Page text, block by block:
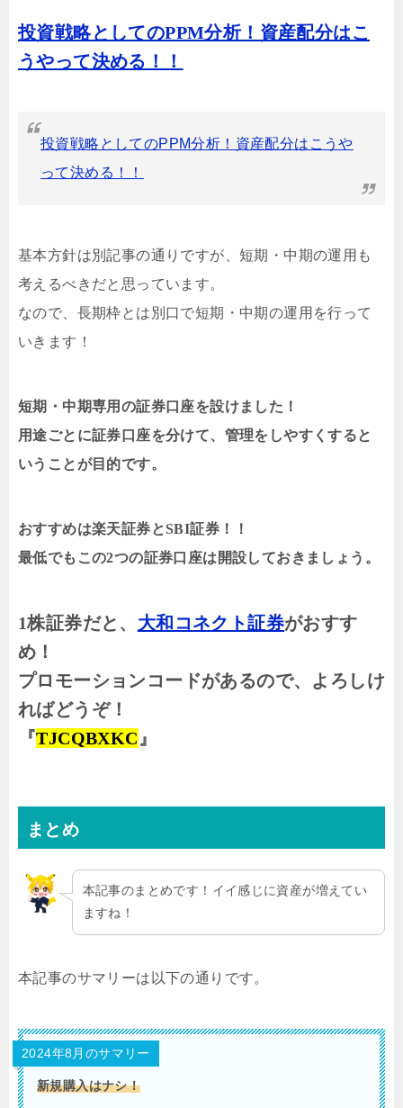
投資戦略としてのPPM分析！資産配分はこ
うやって決める！！
投資戦略としてのPPM分析！資産配分はこうや
って決める！！
基本方針は別記事の通りですが、短期・中期の運用も
考えるべきだと思っています。
なので、長期枠とは別口で短期・中期の運用を行って
いきます！
短期・中期専用の証券口座を設けました！
用途ごとに証券口座を分けて、管理をしやすくすると
いうことが目的です。
おすすめは楽天証券とSBI証券！！
最低でもこの2つの証券口座は開設しておきましょう。
1株証券だと、 大和コネクト証券がおすす
め！
プロモーションコードがあるので、よろしけ
ればどうぞ！
『TJCQBXKC』
まとめ
本記事のまとめです！イイ感じに資産が増えてい
ますね！
本記事のサマリーは以下の通りです。
2024年8月のサマリー
新規購入はナシ！